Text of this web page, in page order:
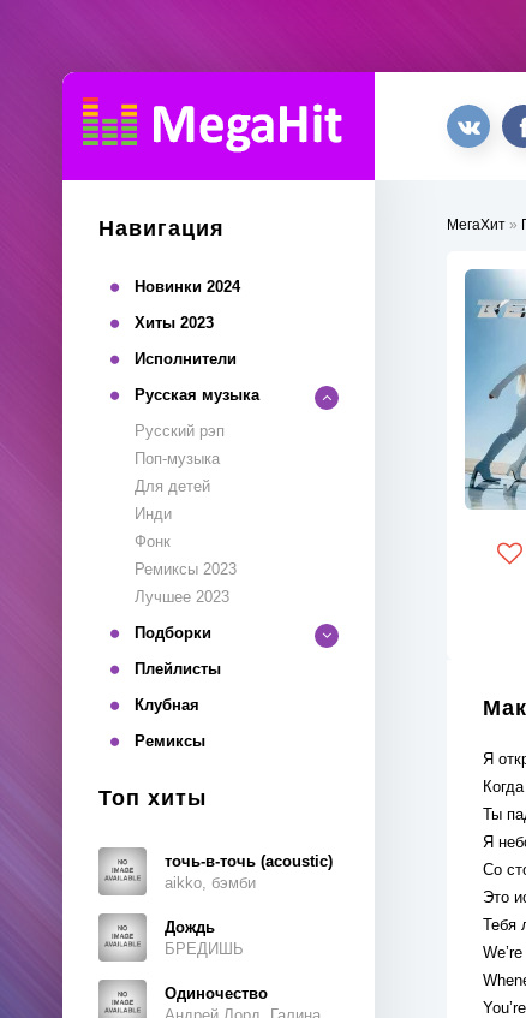
Навигация
Новинки 2024
Хиты 2023
Исполнители
Русская музыка
Русский рэп
Поп-музыка
Для детей
Инди
Фонк
Ремиксы 2023
Лучшее 2023
Подборки
Плейлисты
Клубная
Ремиксы
Топ хиты
точь-в-точь (acoustic)
aikko, бэмби
Дождь
БРЕДИШЬ
Одиночество
МегаХит »
Я
Ты
Я
Со
Это
Тебя